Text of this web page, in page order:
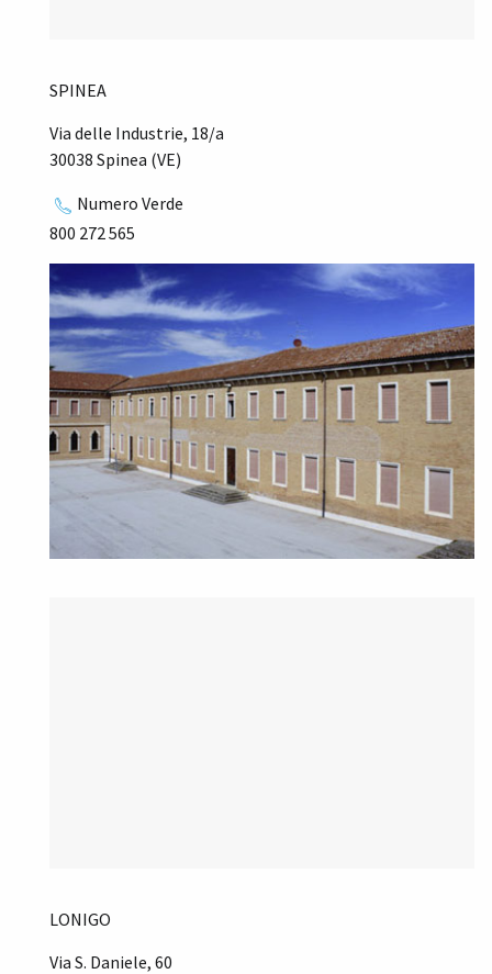
SPINEA
Via delle Industrie, 18/a
30038 Spinea (VE)
Numero Verde
800 272 565
LONIGO
Via S. Daniele, 60